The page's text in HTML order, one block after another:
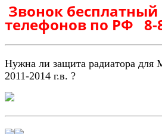
Звонок
телефонов по РФ 8-
Нужна ли защита радиатора для
2011-2014 г.в. ?